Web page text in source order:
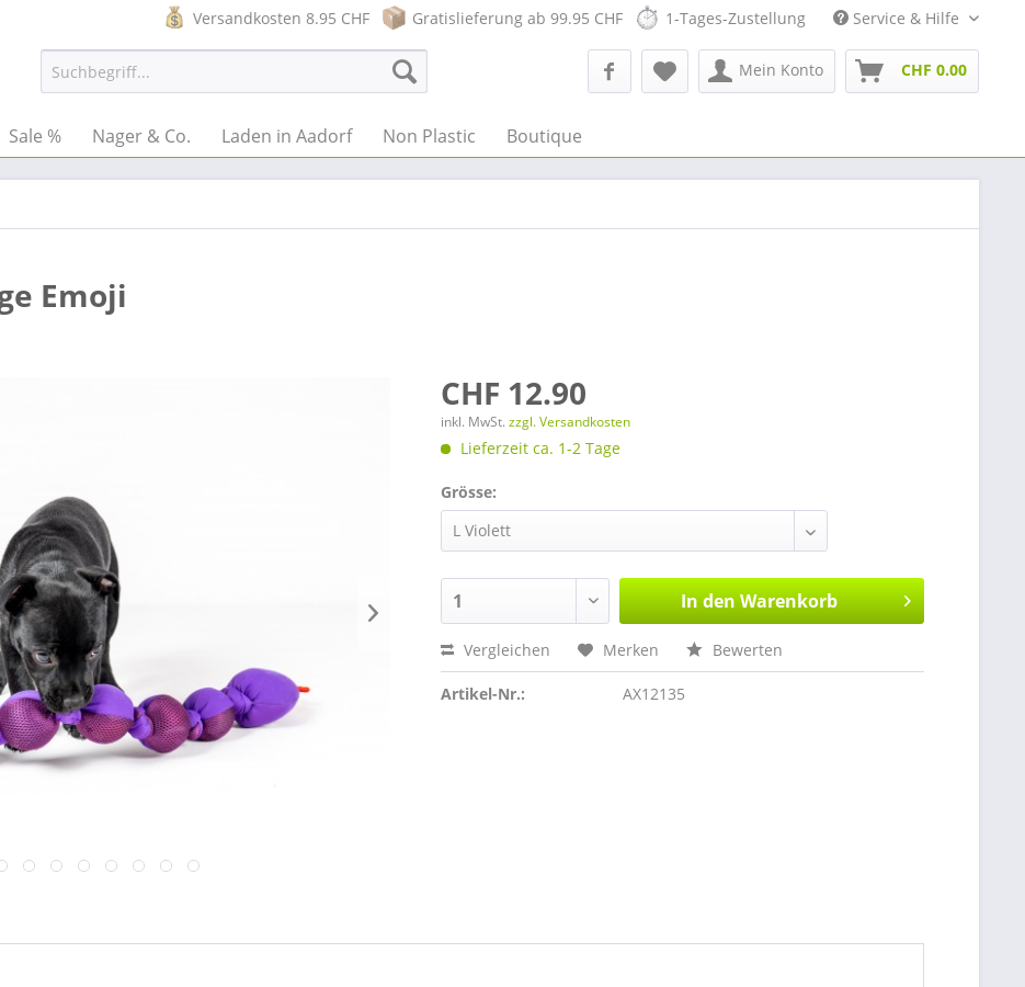
Versandkosten 8.95 CHF Gratislieferung ab 99.95 CHF 1-Tages-Zustellung Service & Hilfe
Mein Konto CHF 0.00
Sale % Nager & Co. Laden in Aadorf Non Plastic Boutique
Emoji
CHF 12.90
inkl. MwSt.zzgl. Versandkosten
Lieferzeit ca. 1-2 Tage
Grösse:
In den Warenkorb
Vergleichen Merken Bewerten
Artikel-Nr.: AX12135